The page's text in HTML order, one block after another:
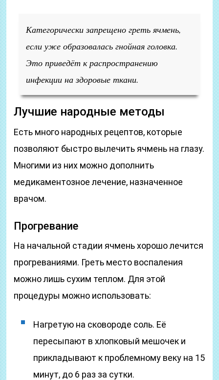
Категорически запрещено греть ячмень,
если уже образовалась гнойная головка.
Это приведёт к распространению
инфекции на здоровые ткани.
Лучшие народные методы
Есть много народных рецептов, которые
позволяют быстро вылечить ячмень на глазу.
Многими из них можно дополнить
медикаментозное лечение, назначенное
врачом.
Прогревание
На начальной стадии ячмень хорошо лечится
прогреваниями. Греть место воспаления
можно лишь сухим теплом. Для этой
процедуры можно использовать:
Нагретую на сковороде соль. Её
пересыпают в хлопковый мешочек и
прикладывают к проблемному веку на 15
минут, до 6 раз за сутки.